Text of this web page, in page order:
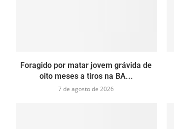
Foragido por matar jovem grávida de
oito meses a tiros na BA...
7 de agosto de 2026